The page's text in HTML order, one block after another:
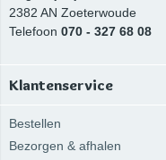
2382 AN Zoeterwoude
Telefoon 070 - 327 68 08
Klantenservice
Bestellen
Bezorgen & afhalen